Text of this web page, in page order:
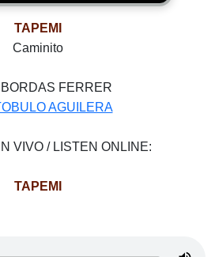
TAPEMI
Caminito
FERRER
AGUILERA
VIVO / LISTEN ONLINE:
TAPEMI